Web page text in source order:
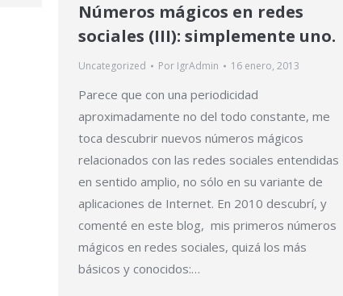
Números mágicos en redes
sociales (III): simplemente uno.
Uncategorized Por IgrAdmin 16 enero, 2013
Parece que con una periodicidad
aproximadamente no del todo constante, me
toca descubrir nuevos números mágicos
relacionados con las redes sociales entendidas
en sentido amplio, no sólo en su variante de
aplicaciones de Internet. En 2010 descubrí, y
comenté en este blog, mis primeros números
mágicos en redes sociales, quizá los más
básicos y conocidos:…